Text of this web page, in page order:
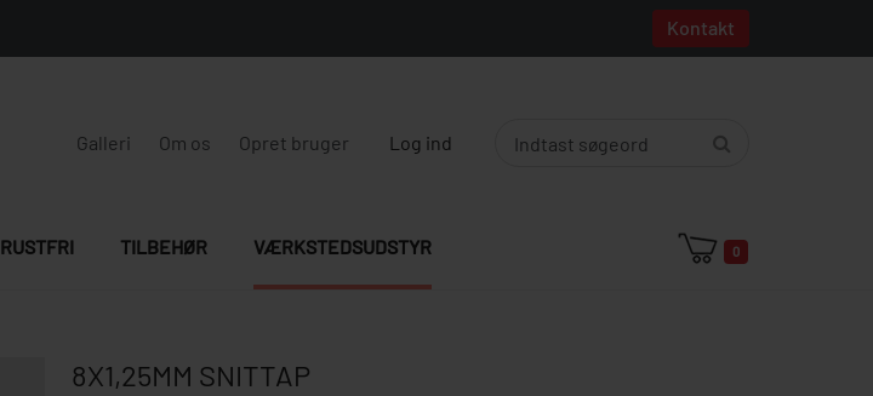
Kontakt
Galleri Om os Opret bruger Log ind
RUSTFRI TILBEHØR VÆRKSTEDSUDSTYR 0
8X1,25MM SNITTAP